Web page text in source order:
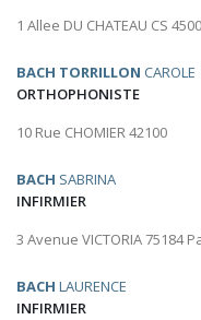
1 Allee DU CHATEAU CS
BACH TORRILLON CAROLE
ORTHOPHONISTE
10 Rue CHOMIER 42100
BACH SABRINA
INFIRMIER
3 Avenue VICTORIA 75184
BACH LAURENCE
INFIRMIER